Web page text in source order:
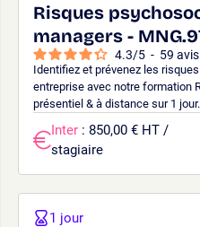
Risques
managers -
4.3/5 - 59 avis
Identifiez et prévenez les
entreprise avec notre formation
présentiel & à distance sur 1 jour.
Inter : 850,00 € HT /
stagiaire
1 jour